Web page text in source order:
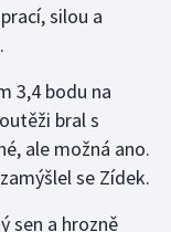
silou a
3,4 bodu na
bral s
ale možná ano.
se Zídek.
sen a hrozně